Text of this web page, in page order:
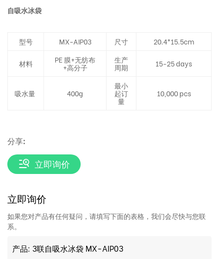
自吸水冰袋
型号 MX-AIP03 尺寸 20.4*15.5cm
材料 PE 膜+无纺布
+高分子
生产
周期 15-25 days
吸水量 400g
最小
起订
量
10,000 pcs
分享:
立即询价
立即询价
如果您对产品有任何疑问，请填写下面的表格，我们会尽快与您联
系。